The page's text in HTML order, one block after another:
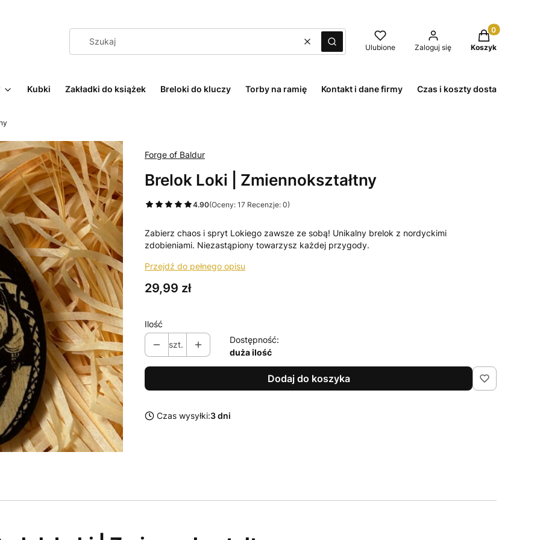
WyczyśćSzukaj Ulubione Zaloguj się
Produkty w
Koszyk
Kubki Zakładki do książek Breloki do kluczy Torby na ramię Kontakt i dane firmy Czas i koszty dostawy
Forge of Baldur
Brelok Loki | Zmiennokształtny
4.90(Oceny: 17 Recenzje: 0)
Zabierz chaos i spryt Lokiego zawsze ze sobą! Unikalny brelok z nordyckimi
zdobieniami. Niezastąpiony towarzysz każdej przygody.
Przejdź do pełnego opisu
Cena
29,99 zł
Ilość
szt.
Dostępność:
duża ilość
Dodaj do koszyka
Czas wysyłki:3 dni